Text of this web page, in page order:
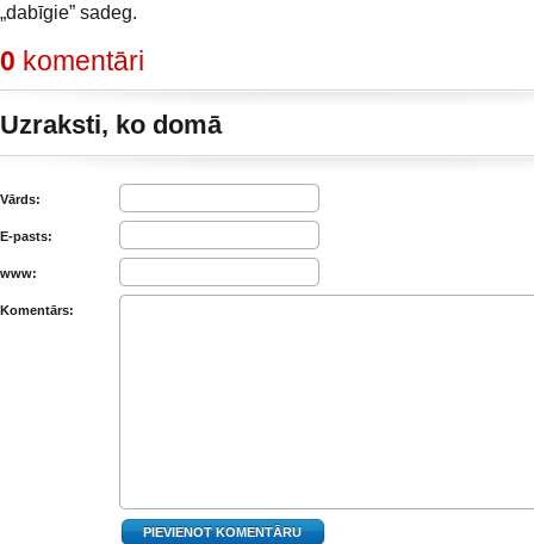
„dabīgie” sadeg.
0 komentāri
Uzraksti, ko domā
Vārds:
E-pasts:
www:
Komentārs: